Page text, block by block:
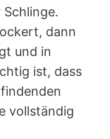
dann
und in
ist, dass
vollständig